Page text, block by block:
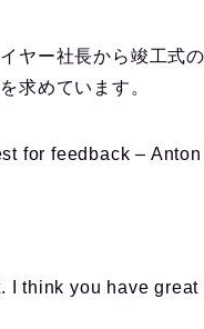
ヤー社長から竣工式
求めています。
for feedback – Anton
I think you have